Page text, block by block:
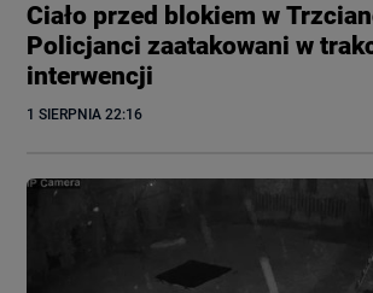
Ciało przed blokiem w
Policjanci zaatakowani w
interwencji
1 SIERPNIA 22:16